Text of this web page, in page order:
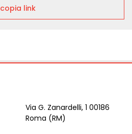
copia link
Via G. Zanardelli, 1 00186
Roma (RM)